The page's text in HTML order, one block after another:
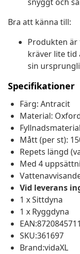
Bra att känna till:
Produkten är
kräver lite tid
sin
Specifikationer
Färg: Antracit
Material:
Mått (per st):
Repets längd
Med 4
Vid leverans
1 x Sittdyna
1 x Ryggdyna
SKU:361697
Brand:vidaXL